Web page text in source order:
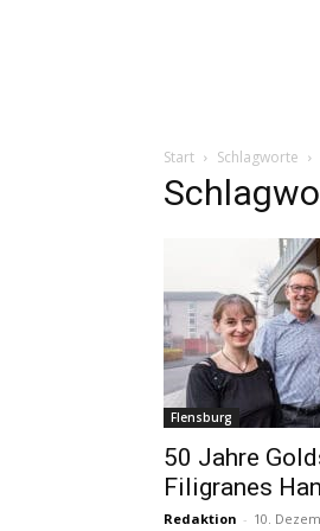
Start Schlagworte
Flensburg
50 Jahre
Filigranes
Redaktion - 10.